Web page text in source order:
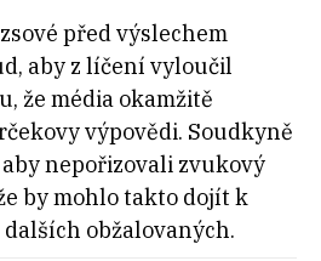
před výslechem
aby z líčení vyloučil
že média okamžitě
výpovědi. Soudkyně
nepořizovali zvukový
by mohlo takto dojít k
obžalovaných.